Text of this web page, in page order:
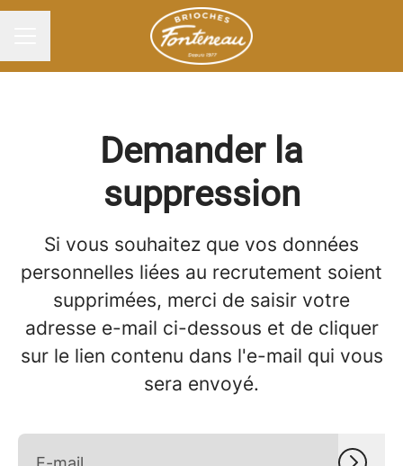
Demander la
suppression
Si vous souhaitez que vos données
personnelles liées au recrutement soient
supprimées, merci de saisir votre
adresse e-mail ci-dessous et de cliquer
sur le lien contenu dans l'e-mail qui vous
sera envoyé.